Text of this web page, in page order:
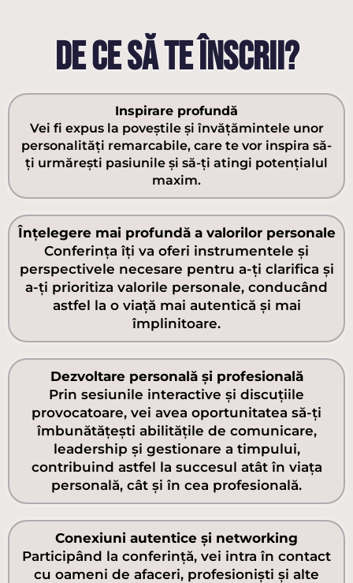
DE CE SĂ TE ÎNSCRII?
Inspirare profundă
Vei fi expus la poveștile și învățămintele unor
personalități remarcabile, care te vor inspira să-
ți urmărești pasiunile și să-ți atingi potențialul
maxim.
Înțelegere mai profundă a valorilor personale
Conferința îți va oferi instrumentele și
perspectivele necesare pentru a-ți clarifica și
a-ți prioritiza valorile personale, conducând
astfel la o viață mai autentică și mai
împlinitoare.
Dezvoltare personală și profesională
Prin sesiunile interactive și discuțiile
provocatoare, vei avea oportunitatea să-ți
îmbunătățești abilitățile de comunicare,
leadership și gestionare a timpului,
contribuind astfel la succesul atât în viața
personală, cât și în cea profesională.
Conexiuni autentice și networking
Participând la conferință, vei intra în contact
cu oameni de afaceri, profesioniști și alte